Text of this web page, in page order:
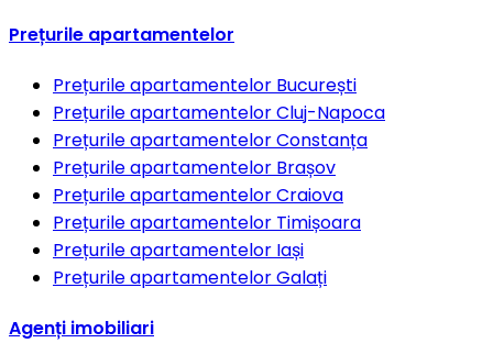
Prețurile apartamentelor
Prețurile apartamentelor București
Prețurile apartamentelorCluj-Napoca
Prețurile apartamentelorConstanța
Prețurile apartamentelor Brașov
Prețurile apartamentelorCraiova
Prețurile apartamentelor Timișoara
Prețurile apartamentelor Iași
Prețurile apartamentelorGalați
Agenți imobiliari